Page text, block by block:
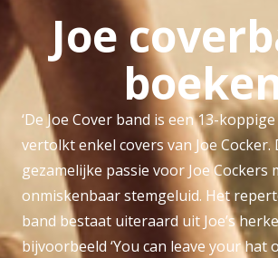
Joe
‘De Joe Cover band is een 13-
vertolkt enkel covers van Joe Cocker.
gezamelijke passie voor Joe Cockers
onmiskenbaar stemgeluid. Het
band bestaat uiteraard uit Joe’s
bijvoorbeeld ‘You can leave your hat